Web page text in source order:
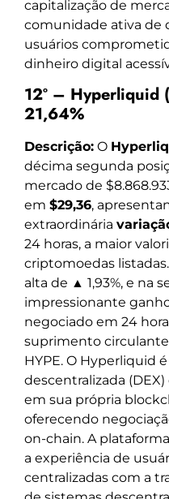
capitalização de
comunidade ativa de
usuários
dinheiro digital
12º – Hyperliquid
21,64%
Descrição: O
décima segunda
mercado de
em $29,36,
extraordinária
24 horas, a maior
criptomoedas
alta de ▲ 1,93%, e na
impressionante
negociado em 24
suprimento
HYPE. O Hyperliquid
descentralizada
em sua própria
oferecendo
on-chain. A
a experiência de
centralizadas com a